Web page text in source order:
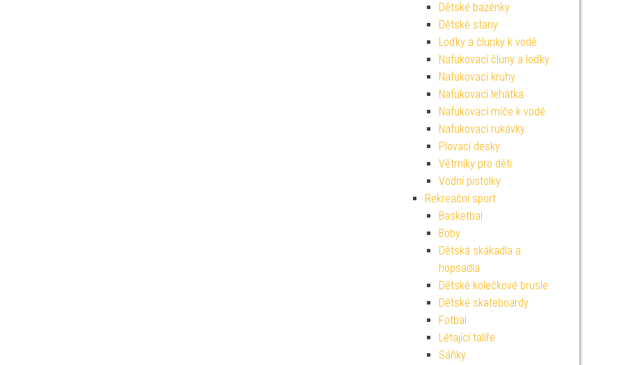
Dětské bazénky
Dětské stany
Loďky a člunky k vodě
Nafukovací čluny a loďky
Nafukovací kruhy
Nafukovací lehátka
Nafukovací míče k vodě
Nafukovací rukávky
Plovací desky
Větrníky pro děti
Vodní pistolky
Rekreační sport
Basketbal
Boby
Dětská skákadla a
hopsadla
Dětské kolečkové brusle
Dětské skateboardy
Fotbal
Létající talíře
Sáňky